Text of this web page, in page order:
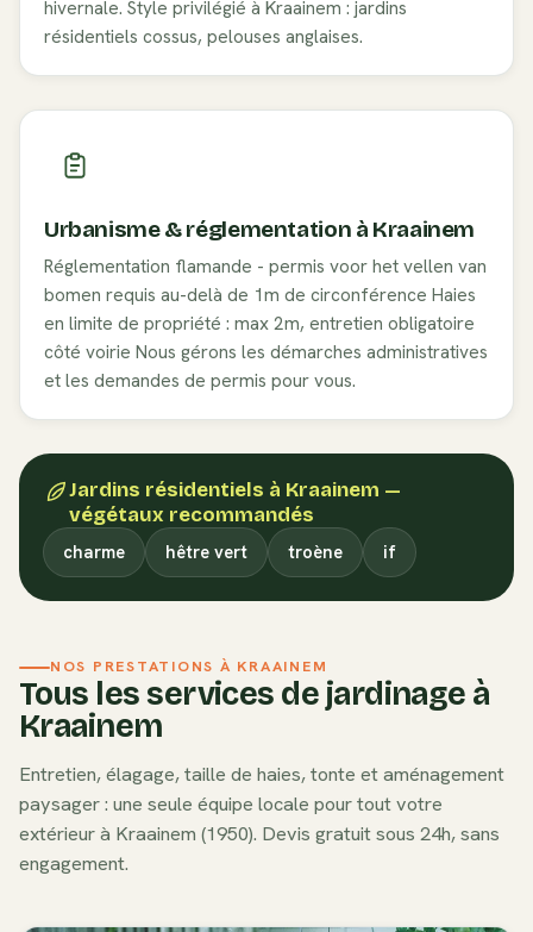
hivernale. Style privilégié à Kraainem : jardins
résidentiels cossus, pelouses anglaises.
Urbanisme & réglementation à Kraainem
Réglementation flamande - permis voor het vellen van
bomen requis au-delà de 1m de circonférence Haies
en limite de propriété : max 2m, entretien obligatoire
côté voirie Nous gérons les démarches administratives
et les demandes de permis pour vous.
Jardins résidentiels à Kraainem —
végétaux recommandés
charme hêtre vert troène if
NOS PRESTATIONS À KRAAINEM
Tous les services de jardinage à
Kraainem
Entretien, élagage, taille de haies, tonte et aménagement
paysager : une seule équipe locale pour tout votre
extérieur à Kraainem (1950). Devis gratuit sous 24h, sans
engagement.